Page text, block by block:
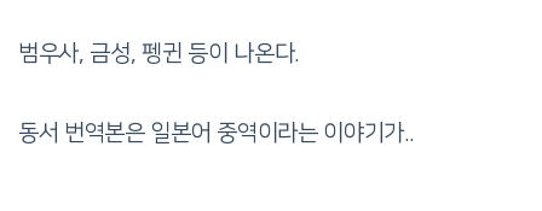
범우사, 금성, 펭귄 등이 나온다.
동서 번역본은 일본어 중역이라는 이야기가..